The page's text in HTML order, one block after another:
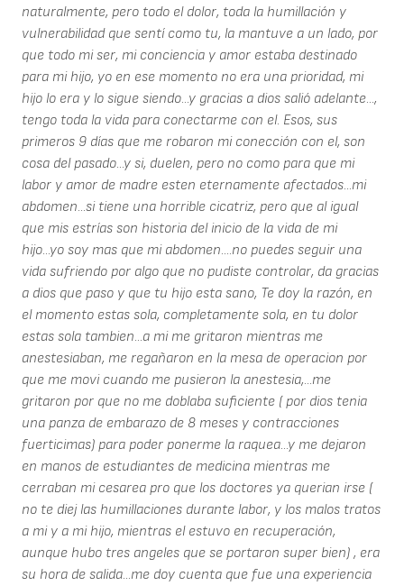
naturalmente, pero todo el dolor, toda la humillación y
vulnerabilidad que sentí como tu, la mantuve a un lado, por
que todo mi ser, mi conciencia y amor estaba destinado
para mi hijo, yo en ese momento no era una prioridad, mi
hijo lo era y lo sigue siendo...y gracias a dios salió adelante...,
tengo toda la vida para conectarme con el. Esos, sus
primeros 9 días que me robaron mi conección con el, son
cosa del pasado...y si, duelen, pero no como para que mi
labor y amor de madre esten eternamente afectados...mi
abdomen...si tiene una horrible cicatriz, pero que al igual
que mis estrías son historia del inicio de la vida de mi
hijo...yo soy mas que mi abdomen....no puedes seguir una
vida sufriendo por algo que no pudiste controlar, da gracias
a dios que paso y que tu hijo esta sano, Te doy la razón, en
el momento estas sola, completamente sola, en tu dolor
estas sola tambien...a mi me gritaron mientras me
anestesiaban, me regañaron en la mesa de operacion por
que me movi cuando me pusieron la anestesia,...me
gritaron por que no me doblaba suficiente ( por dios tenia
una panza de embarazo de 8 meses y contracciones
fuerticimas) para poder ponerme la raquea...y me dejaron
en manos de estudiantes de medicina mientras me
cerraban mi cesarea pro que los doctores ya querian irse (
no te diej las humillaciones durante labor, y los malos tratos
a mi y a mi hijo, mientras el estuvo en recuperación,
aunque hubo tres angeles que se portaron super bien) , era
su hora de salida...me doy cuenta que fue una experiencia